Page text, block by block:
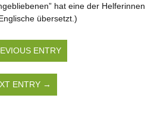
hat eine der Helferinnen
übersetzt.)
ENTRY
ENTRY →